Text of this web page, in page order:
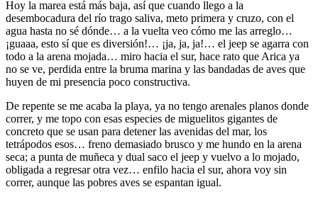
Hoy la marea está más baja, así que cuando llego a la
desembocadura del río trago saliva, meto primera y cruzo, con el
agua hasta no sé dónde… a la vuelta veo cómo me las arreglo…
¡guaaa, esto sí que es diversión!… ¡ja, ja, ja!… el jeep se agarra con
todo a la arena mojada… miro hacia el sur, hace rato que Arica ya
no se ve, perdida entre la bruma marina y las bandadas de aves que
huyen de mi presencia poco constructiva.
De repente se me acaba la playa, ya no tengo arenales planos donde
correr, y me topo con esas especies de miguelitos gigantes de
concreto que se usan para detener las avenidas del mar, los
tetrápodos esos… freno demasiado brusco y me hundo en la arena
seca; a punta de muñeca y dual saco el jeep y vuelvo a lo mojado,
obligada a regresar otra vez… enfilo hacia el sur, ahora voy sin
correr, aunque las pobres aves se espantan igual.